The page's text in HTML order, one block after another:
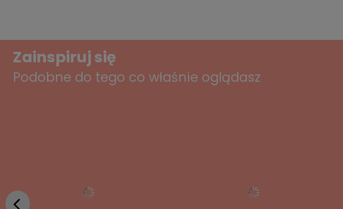
Zainspiruj się
Podobne do tego co właśnie oglądasz